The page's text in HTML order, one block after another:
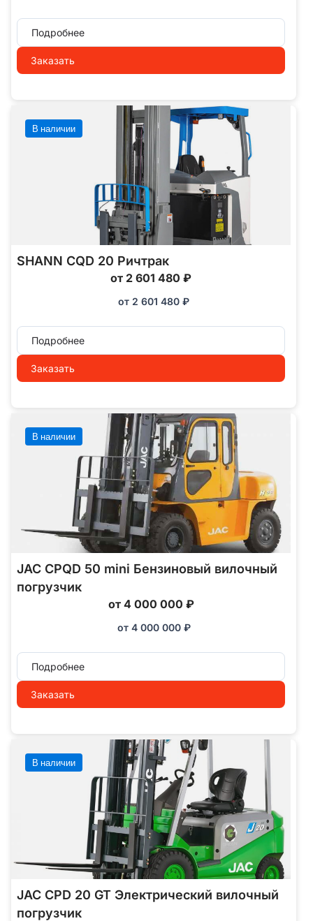
Подробнее
Заказать
В наличии
SHANN CQD 20 Ричтрак
от 2 601 480 ₽
от 2 601 480 ₽
Подробнее
Заказать
В наличии
JAC CPQD 50 mini Бензиновый вилочный
погрузчик
от 4 000 000 ₽
от 4 000 000 ₽
Подробнее
Заказать
В наличии
JAC CPD 20 GT Электрический вилочный
погрузчик